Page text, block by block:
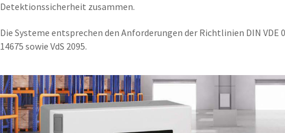
Detektionssicherheit zusammen.
Die Systeme entsprechen den Anforderungen der Richtlinien DIN VDE
14675 sowie VdS 2095.